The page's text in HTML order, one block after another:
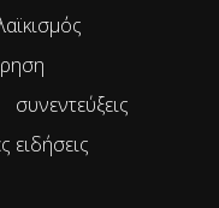
συνεντεύξεις
ειδήσεις